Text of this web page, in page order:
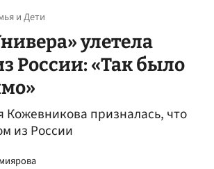
и Дети
улетела
России: «Так было
Кожевникова призналась, что
из России